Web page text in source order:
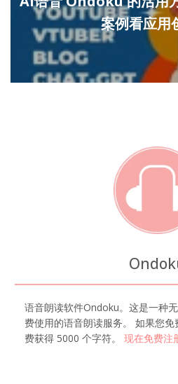
案例看应用
语音朗读软件Ondoku。这是一种
费使用的语音朗读服务。 如果您
费获得 5000 个字符。 现在免费注